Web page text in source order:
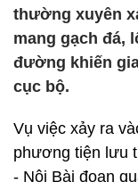
thường xuyên
mang gạch đá,
đường khiến
cục bộ.
Vụ việc xảy ra
phương tiện lưu
- Nội Bài đoạn